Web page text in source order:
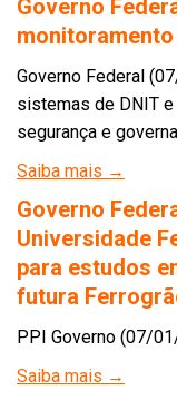
Governo
Governo Federal
sistemas de DNIT
segurança e
Saiba mais →
Governo
Universidade
para estudos
futura
PPI Governo (07/
Saiba mais →